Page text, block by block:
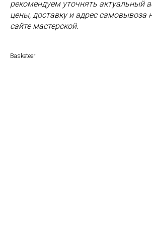
рекомендуем уточнять актуальный
цены, доставку и адрес самовывоза
сайте мастерской.
Basketeer